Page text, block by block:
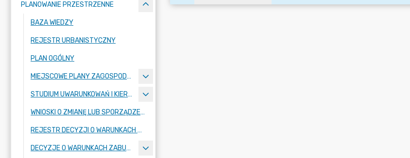
PLANOWANIE PRZESTRZENNE
BAZA WIEDZY
REJESTR URBANISTYCZNY
PLAN OGÓLNY
MIEJSCOWE PLANY ZAGOSPODAROWANIA PRZESTRZENNEGO
STUDIUM UWARUNKOWAŃ I KIERUNKÓW ZAGOSPODAROWANIA PRZESTRZENNEGO
WNIOSKI O ZMIANĘ LUB SPORZĄDZENIE AKTÓW PLANOWANIA PRZESTRZENNEGO
REJESTR DECYZJI O WARUNKACH ZABUDOWY
DECYZJE O WARUNKACH ZABUDOWY